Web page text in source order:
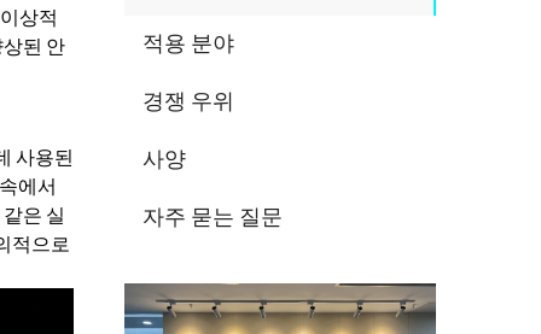
적용 분야
경쟁 우위
사양
자주 묻는 질문
상적
된 안
사용된
에서
은 실
적으로